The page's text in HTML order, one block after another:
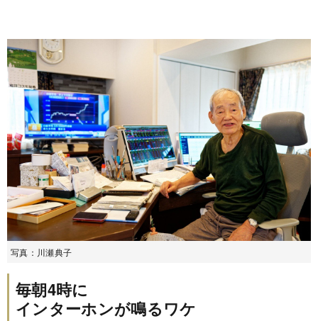
写真：川瀬典子
毎朝4時に
インターホンが鳴るワケ